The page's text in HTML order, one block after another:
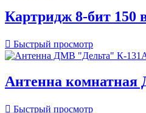
Картридж 8-бит 150
 Быстрый просмотр
Антенна
 Быстрый просмотр